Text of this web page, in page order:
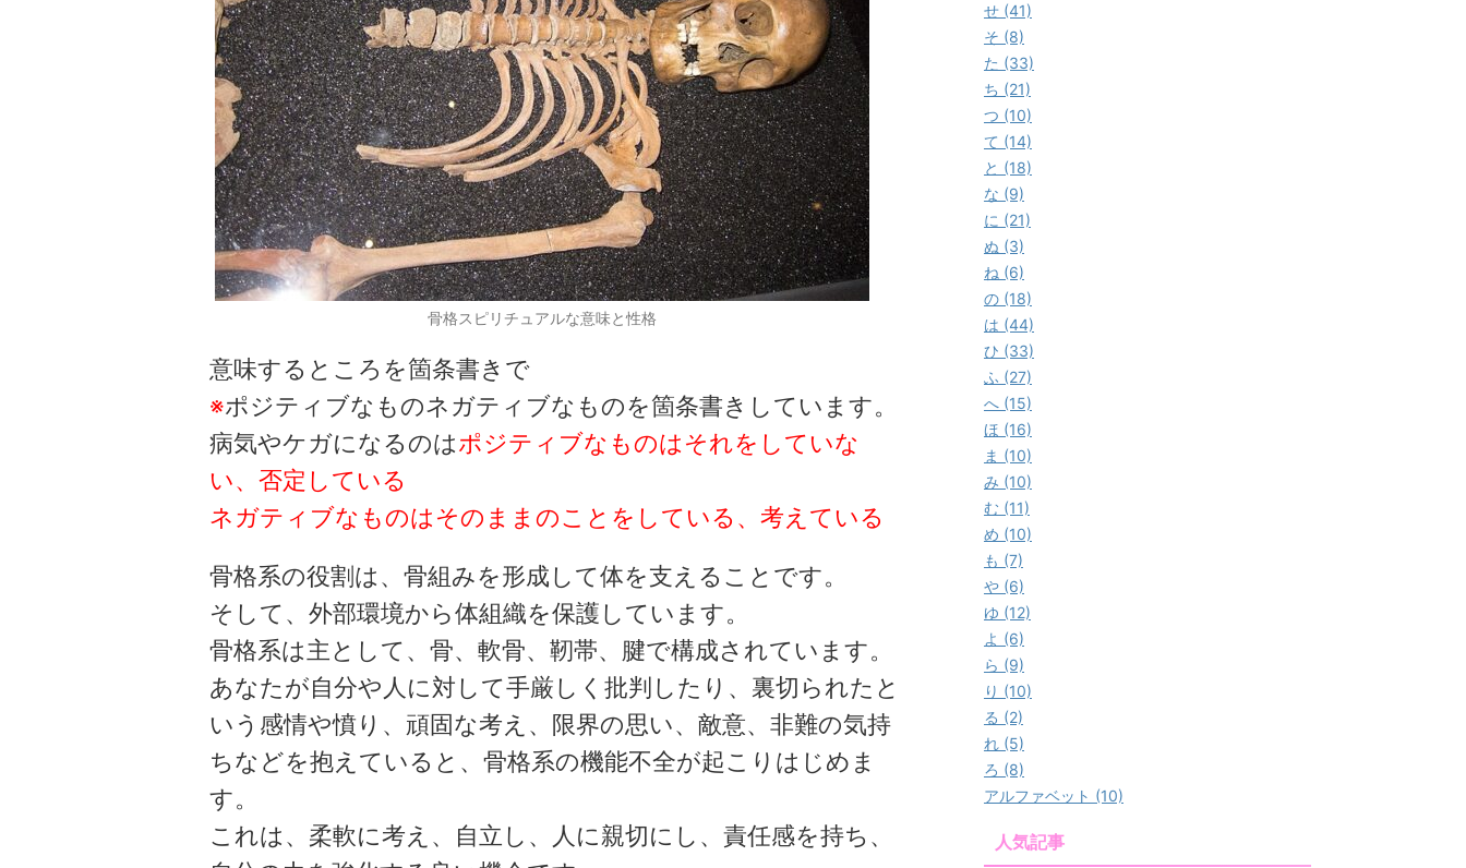
骨格スピリチュアルな意味と性格
意味するところを箇条書きで
※ポジティブなものネガティブなものを箇条書きしています。
病気やケガになるのはポジティブなものはそれをしていな
い、否定している
ネガティブなものはそのままのことをしている、考えている
骨格系の役割は、骨組みを形成して体を支えることです。
そして、外部環境から体組織を保護しています。
骨格系は主として、骨、軟骨、靭帯、腱で構成されています。
あなたが自分や人に対して手厳しく批判したり、裏切られたと
いう感情や憤り、頑固な考え、限界の思い、敵意、非難の気持
ちなどを抱えていると、骨格系の機能不全が起こりはじめま
す。
これは、柔軟に考え、自立し、人に親切にし、責任感を持ち、
せ (41)
そ (8)
た (33)
ち (21)
つ (10)
て (14)
と (18)
な (9)
に (21)
ぬ (3)
ね (6)
の (18)
は (44)
ひ (33)
ふ (27)
へ (15)
ほ (16)
ま (10)
み (10)
む (11)
め (10)
も (7)
や (6)
ゆ (12)
よ (6)
ら (9)
り (10)
る (2)
れ (5)
ろ (8)
アルファベット (10)
人気記事